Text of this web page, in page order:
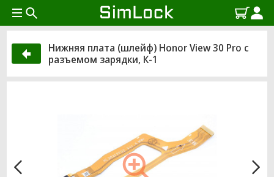
Нижняя плата (шлейф) Honor View 30 Pro с
разъемом зарядки, К-1